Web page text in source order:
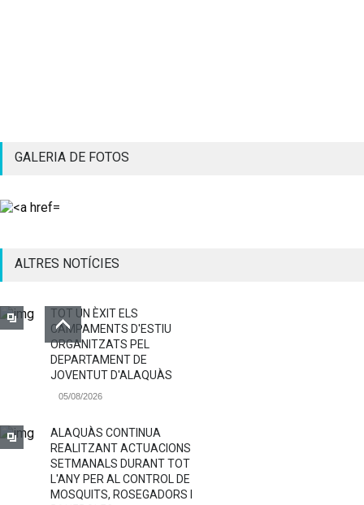
GALERIA DE FOTOS
ALTRES NOTÍCIES
TOT UN ÈXIT ELS
CAMPAMENTS D'ESTIU
ORGANITZATS PEL
DEPARTAMENT DE
JOVENTUT D'ALAQUÀS
05/08/2026
ALAQUÀS CONTINUA
REALITZANT ACTUACIONS
SETMANALS DURANT TOT
L'ANY PER AL CONTROL DE
MOSQUITS, ROSEGADORS I